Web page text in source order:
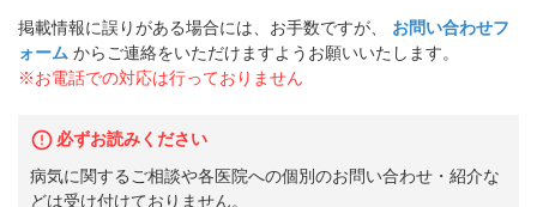
掲載情報に誤りがある場合には、お手数ですが、
お問い合わせフ
ォーム からご連絡をいただけますようお願いいたします。
※お電話での対応は行っておりません
必ずお読みください
病気に関するご相談や各医院への個別のお問い合わせ・紹介な
どは受け付けておりません。